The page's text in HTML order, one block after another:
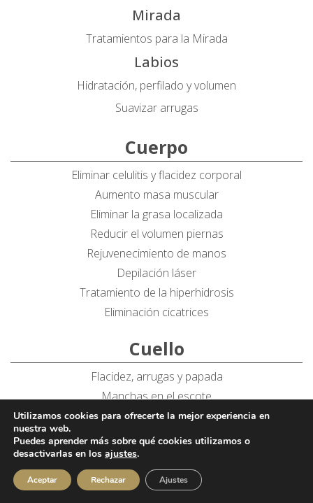
Mirada
Tratamientos para la Mirada
Labios
Hidratación, perfilado y volumen
Suavizar arrugas
Cuerpo
Eliminar celulitis y flacidez corporal
Aumento masa muscular
Eliminar la grasa localizada
Reducir el volumen piernas
Rejuvenecimiento de manos
Depilación láser
Tratamiento de la hiperhidrosis
Eliminación cicatrices
Cuello
Flacidez, arrugas y papada
Manchas en el escote
Íntima
Recuperación vaginal
Capilar
Utilizamos cookies para ofrecerte la mejor experiencia en
nuestra web.
Puedes aprender más sobre qué cookies utilizamos o
desactivarlas en los ajustes.
Aceptar Rechazar Ajustes